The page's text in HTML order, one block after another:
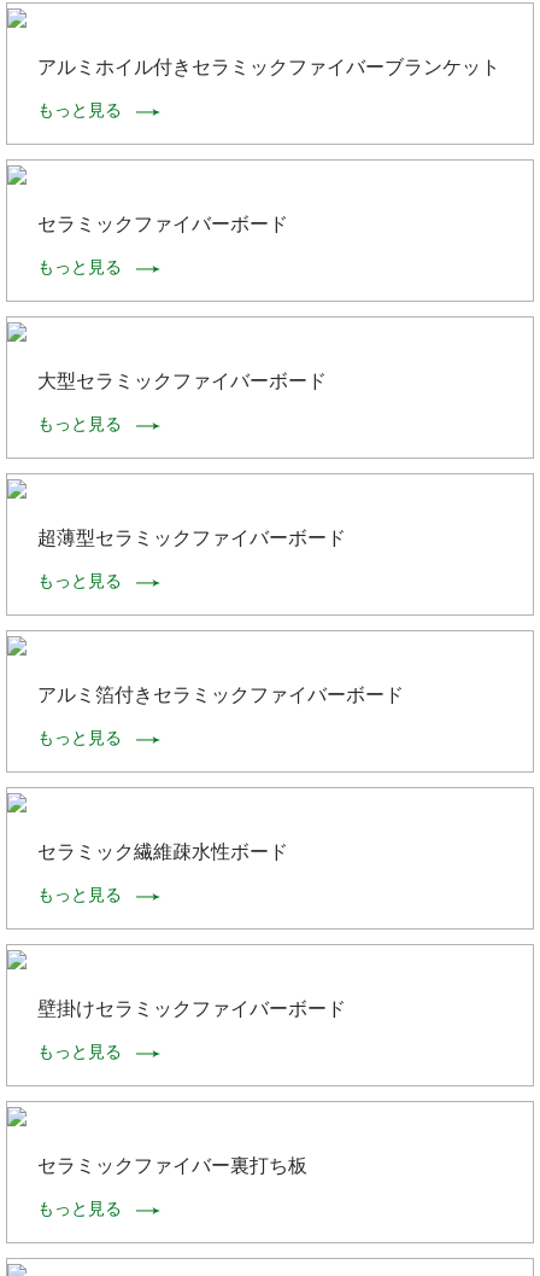
アルミホイル付きセラミックファイバーブランケット
もっと見る
セラミックファイバーボード
もっと見る
大型セラミックファイバーボード
もっと見る
超薄型セラミックファイバーボード
もっと見る
アルミ箔付きセラミックファイバーボード
もっと見る
セラミック繊維疎水性ボード
もっと見る
壁掛けセラミックファイバーボード
もっと見る
セラミックファイバー裏打ち板
もっと見る